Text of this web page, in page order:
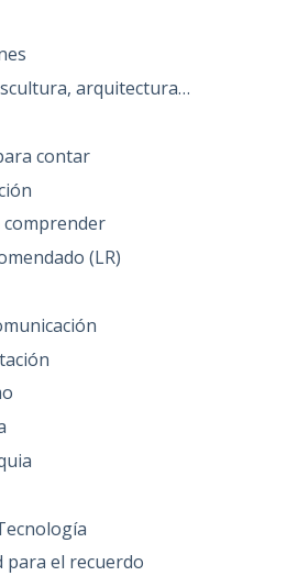
arquitectura…
contar
comprender
(LR)
para el recuerdo